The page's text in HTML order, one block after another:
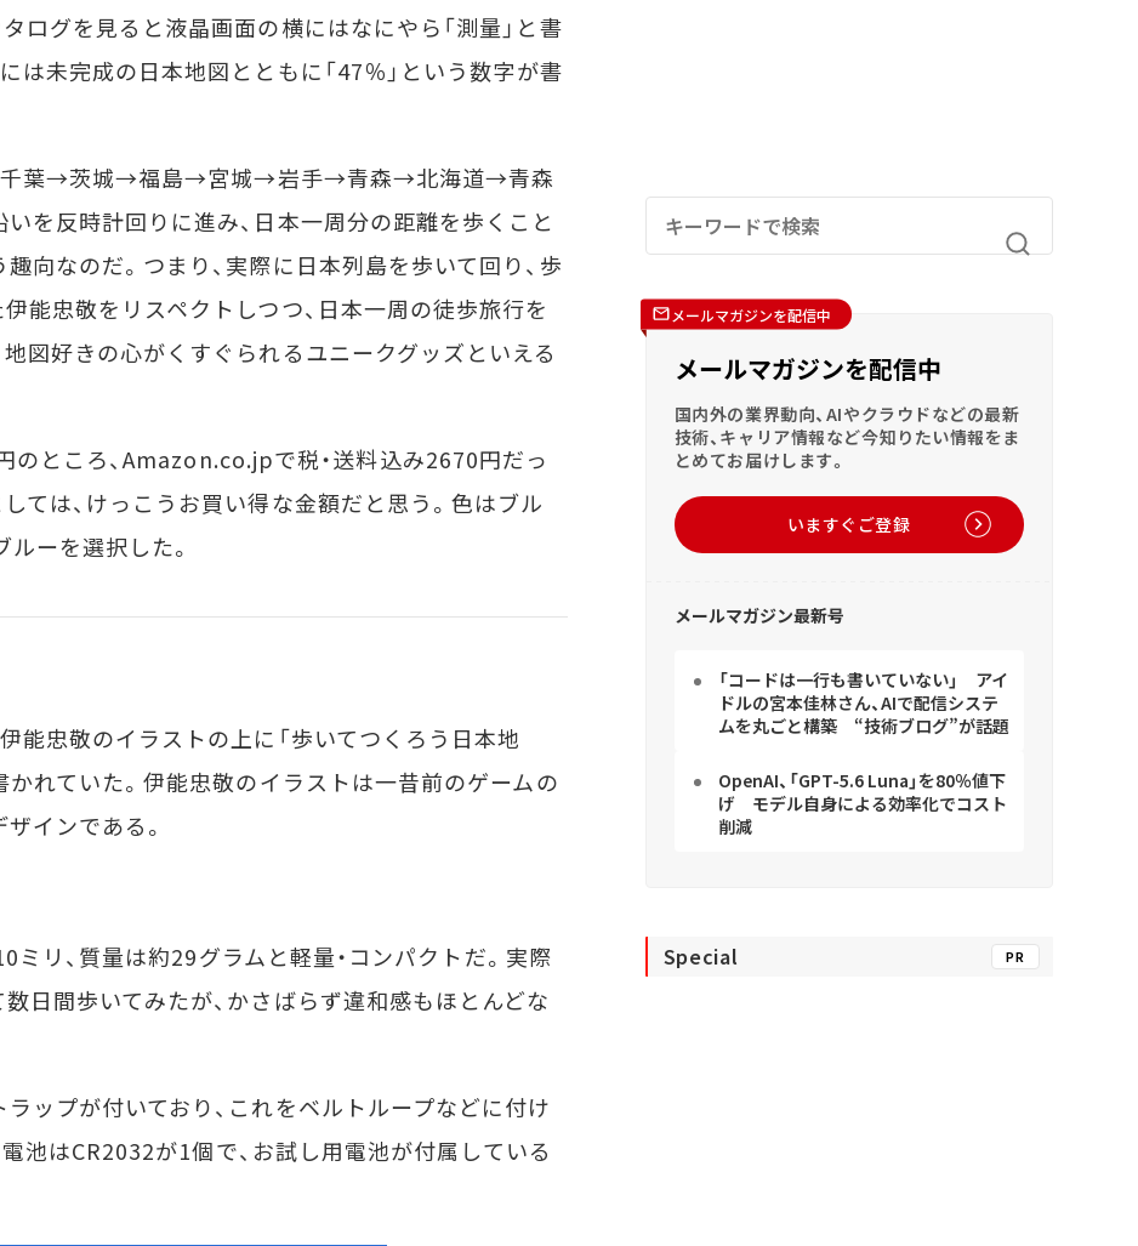
ログを見ると液晶画面の横にはなにやら「測量」と書
は未完成の日本地図とともに「47％」という数字が書
千葉→茨城→福島→宮城→岩手→青森→北海道→青森
を反時計回りに進み、日本一周分の距離を歩くこと
向なのだ。つまり、実際に日本列島を歩いて回り、歩
能忠敬をリスペクトしつつ、日本一周の徒歩旅行を
図好きの心がくすぐられるユニークグッズといえる
ところ、Amazon.co.jpで税・送料込み2670円だっ
ては、けっこうお買い得な金額だと思う。色はブル
ルーを選択した。
能忠敬のイラストの上に「歩いてつくろう日本地
かれていた。伊能忠敬のイラストは一昔前のゲームの
インである。
リ、質量は約29グラムと軽量・コンパクトだ。実際
日間歩いてみたが、かさばらず違和感もほとんどな
ップが付いており、これをベルトループなどに付け
池はCR2032が1個で、お試し用電池が付属している
メールマガジンを配信中
メールマガジンを配信中
国内外の業界動向、AIやクラウドなどの最新
技術、キャリア情報など今知りたい情報をま
とめてお届けします。
いますぐご登録
メールマガジン最新号
「コードは一行も書いていない」 アイ
ドルの宮本佳林さん、AIで配信システ
ムを丸ごと構築 “技術ブログ”が話題
OpenAI、「GPT-5.6 Luna」を80％値下
げ モデル自身による効率化でコスト
削減
Special PR